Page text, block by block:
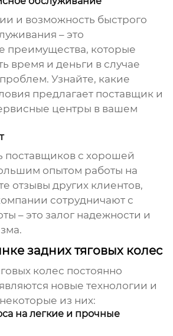
и возможность быстрого
– это
преимущества, которые
время и деньги в случае
Узнайте, какие
предлагает поставщик и
центры в вашем
поставщиков с хорошей
опытом работы на
отзывы других клиентов,
сотрудничают с
– это залог надежности и
задних тяговых колес
колес постоянно
новые технологии и
из них:
на легкие и прочные